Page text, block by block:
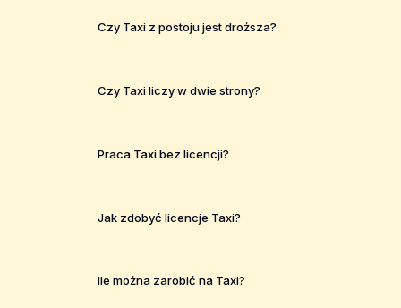
Czy Taxi z postoju jest droższa?
Czy Taxi liczy w dwie strony?
Praca Taxi bez licencji?
Jak zdobyć licencje Taxi?
Ile można zarobić na Taxi?